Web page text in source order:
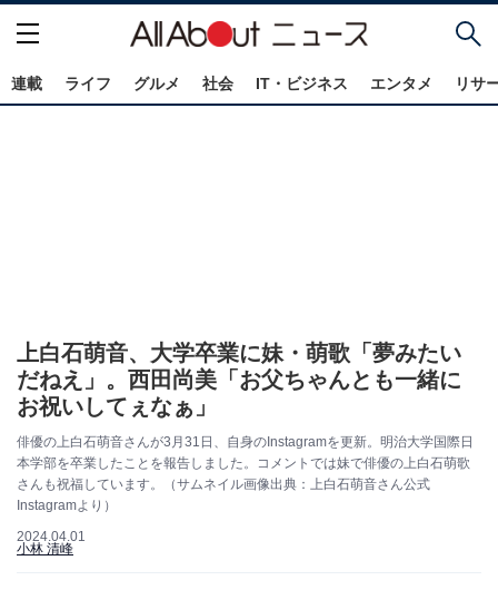
連載 ライフ グルメ 社会 IT・ビジネス エンタメ リサ
上白石萌音、大学卒業に妹・萌歌「夢みたい
だねえ」。西田尚美「お父ちゃんとも一緒に
お祝いしてぇなぁ」
俳優の上白石萌音さんが3月31日、自身のInstagramを更新。明治大学国際日
本学部を卒業したことを報告しました。コメントでは妹で俳優の上白石萌歌
さんも祝福しています。（サムネイル画像出典：上白石萌音さん公式
Instagramより）
2024.04.01
小林 清峰